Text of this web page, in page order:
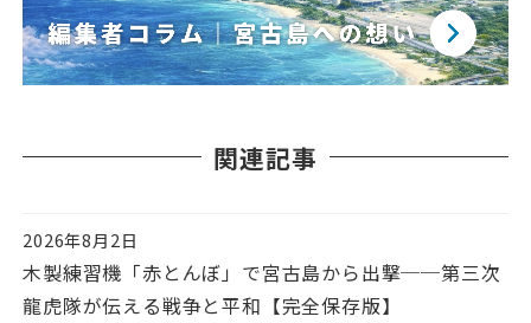
関連記事
投稿日
2026年8月2日
木製練習機「赤とんぼ」で宮古島から出撃──第三次
龍虎隊が伝える戦争と平和【完全保存版】